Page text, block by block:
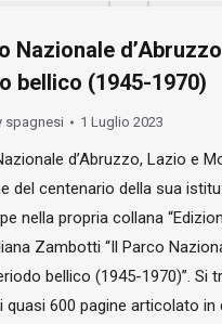
Nazionale
bellico (1945-1970)
spagnesi 1 Luglio 2023
d’Abruzzo, Lazio e
del centenario della sua
nella propria collana
Zambotti “Il Parco
bellico (1945-1970)”. Si
quasi 600 pagine articolato in